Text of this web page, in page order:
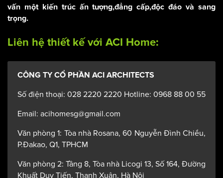
vấn một kiến trúc ấn tượng,đẳng cấp,độc đáo và sang
trọng.
Liên hệ thiết kế với ACI Home:
CÔNG TY CỔ PHẦN ACI ARCHITECTS
Số điện thoại: 028 2220 2220 Hotline: 0968 88 00 55
Email: acihomesg@gmail.com
Văn phòng 1: Tòa nhà Rosana, 60 Nguyễn Đình Chiểu,
P.Đakao, Q1, TPHCM
Văn phòng 2: Tầng 8, Tòa nhà Licogi 13, Số 164, Đường
Khuất Duy Tiến, Thanh Xuân, Hà Nội